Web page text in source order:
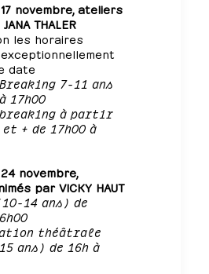
novembre, ateliers
THALER
les horaires
date
7-11 ans
17h00
breaking à partir
et + de 17h00 à
novembre,
par VICKY HAUT
14 ans) de
théâtrale
ans) de 16h à